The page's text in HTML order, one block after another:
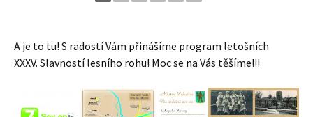
A je to tu! S radostí Vám přinášíme program letošních
XXXV. Slavností lesního rohu! Moc se na Vás těšíme!!!